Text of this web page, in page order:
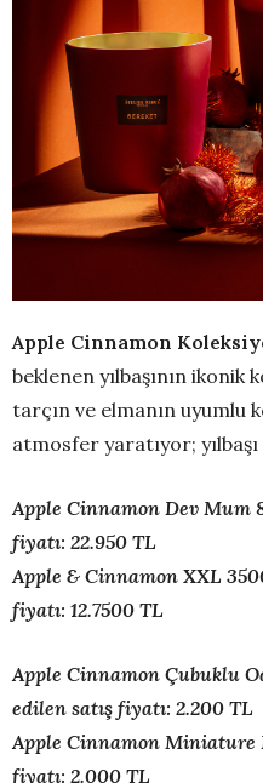
Apple Cinnamon
beklenen yılbaşının ikonik
tarçın ve elmanın uyumlu
atmosfer yaratıyor;
Apple Cinnamon Dev Mum
fiyatı: 22.950 TL
Apple & Cinnamon XXL
fiyatı: 12.7500 TL
Apple Cinnamon Çubuklu
edilen satış fiyatı: 2.200 TL
Apple Cinnamon Miniature
fiyatı: 2.000 TL